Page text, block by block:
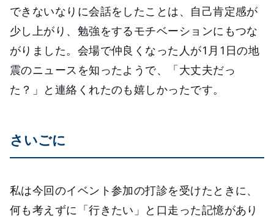
できないなりに会話をしたことは、自己肯定感が
少し上がり、勉強をするモチベーションにもつな
がりました。会場で仲良くなった人が1月1日の地
震のニュースを知ったようで、「大丈夫だっ
た？」と連絡くれたのも嬉しかったです。
さいごに
私は今回のイベント参加の打診を受けたときに、
何も考えずに「行きたい」と口走った記憶があり